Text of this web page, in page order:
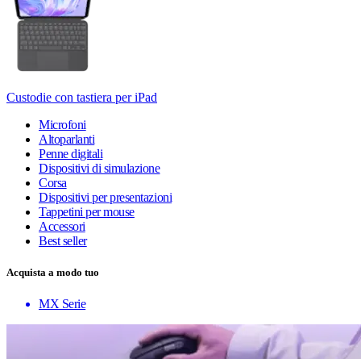
Custodie con tastiera per iPad
Microfoni
Altoparlanti
Penne digitali
Dispositivi di simulazione
Corsa
Dispositivi per presentazioni
Tappetini per mouse
Accessori
Best seller
Acquista a modo tuo
MX Serie